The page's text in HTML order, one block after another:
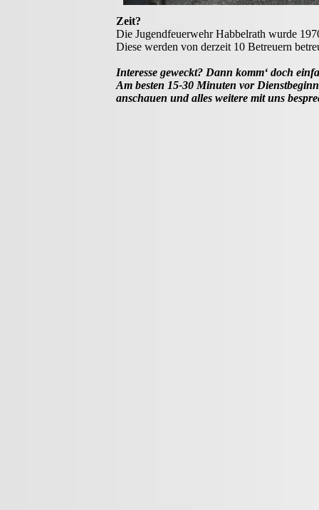
Zeit?
Die Jugendfeuerwehr Habbelrath wurde
Diese werden von derzeit 10 Betreuern
Interesse geweckt? Dann komm‘ doch
Am besten 15-30 Minuten vor
anschauen und alles weitere mit uns